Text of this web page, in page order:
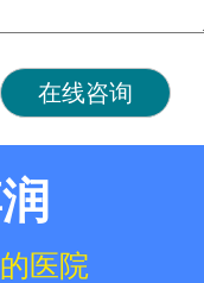
医院